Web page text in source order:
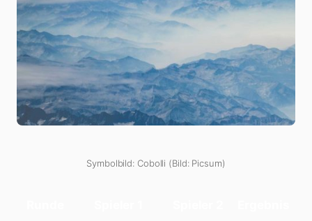
Symbolbild: Cobolli (Bild: Picsum)